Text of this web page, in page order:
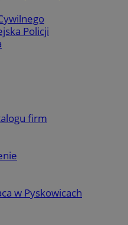
Policji
firm
w Pyskowicach